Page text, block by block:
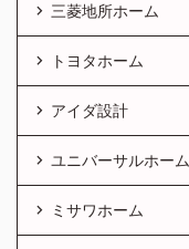
三菱地所ホーム
トヨタホーム
アイダ設計
ユニバーサルホーム
ミサワホーム